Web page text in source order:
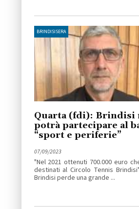
BRINDISISERA
Quarta (fdi): Brindisi
potrà partecipare al
“sport e periferie”
07/09/2023
"Nel 2021 ottenuti 700.000 euro
destinati al Circolo Tennis
Brindisi perde una grande ...